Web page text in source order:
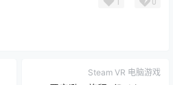
Steam VR 电脑游戏